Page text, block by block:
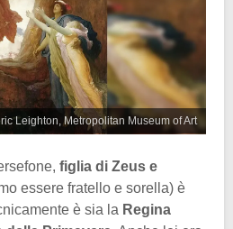
Leighton, Metropolitan Museum of Art
figlia di Zeus e
essere fratello e sorella) è
è sia la Regina